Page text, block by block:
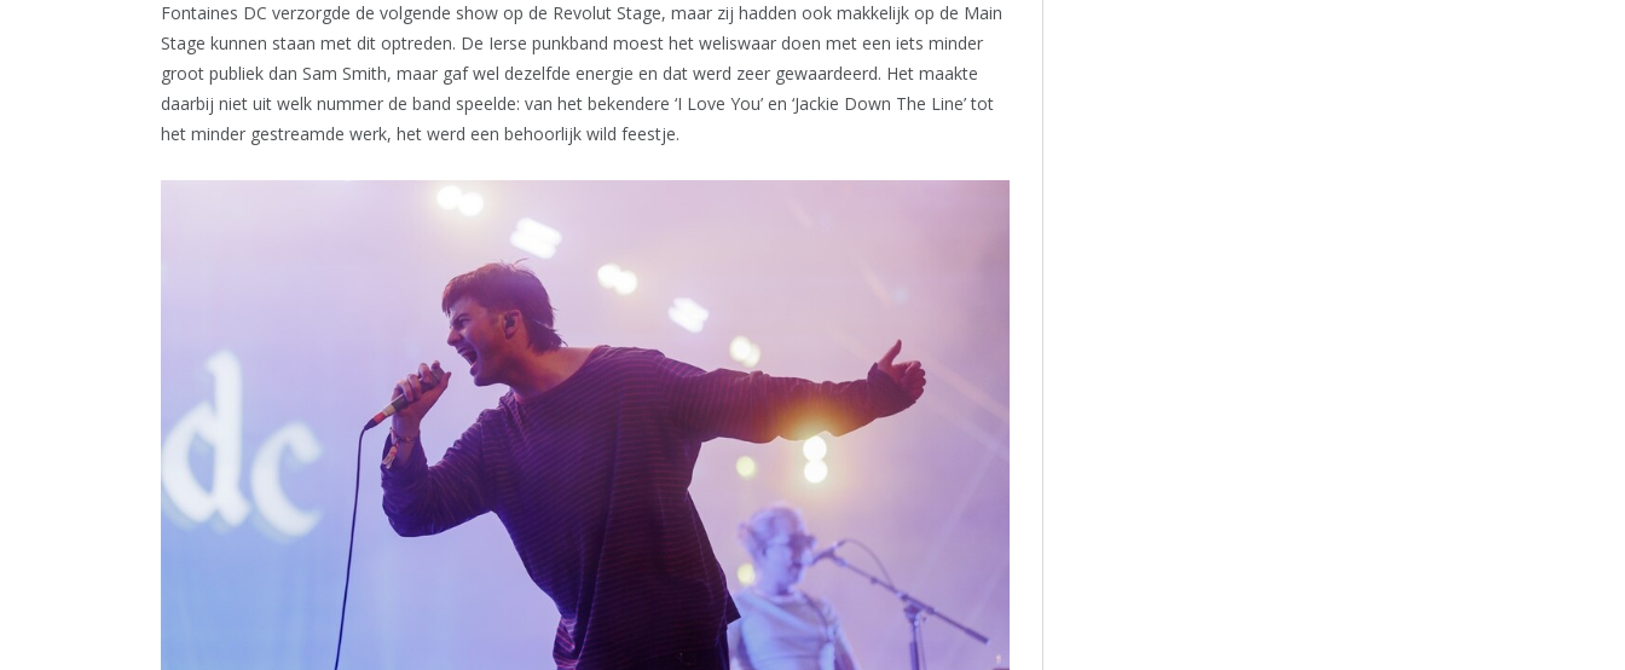
Fontaines DC verzorgde de volgende show op de Revolut Stage, maar zij hadden ook makkelijk op de Main
Stage kunnen staan met dit optreden. De Ierse punkband moest het weliswaar doen met een iets minder
groot publiek dan Sam Smith, maar gaf wel dezelfde energie en dat werd zeer gewaardeerd. Het maakte
daarbij niet uit welk nummer de band speelde: van het bekendere ‘I Love You’ en ‘Jackie Down The Line’ tot
het minder gestreamde werk, het werd een behoorlijk wild feestje.